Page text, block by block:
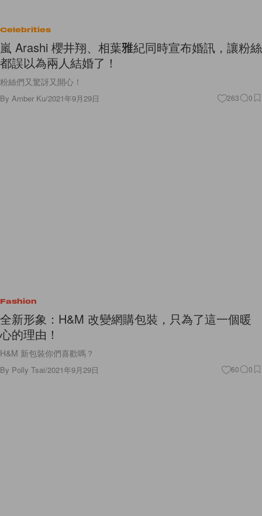
Celebrities
嵐 Arashi 櫻井翔、相葉雅紀同時宣布婚訊，讓粉絲
都誤以為兩人結婚了！
粉絲們又驚訝又開心！
By Amber Ku/2021年9月29日 263 0
Fashion
全新形象：H&M 改變網購包裝，只為了這一個暖
心的理由！
H&M 新包裝你們喜歡嗎？
By Polly Tsai/2021年9月29日 60 0